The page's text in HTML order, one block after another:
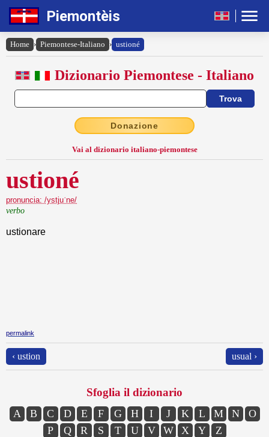
Piemontèis
Home › Piemontese-Italiano › ustioné
Dizionario Piemontese - Italiano
Donazione
Vai al dizionario italiano-piemontese
ustioné
pronuncia: /ystjuˈne/
verbo
ustionare
permalink
‹ ustion usual ›
Sfoglia il dizionario
A B C D E F G H I J K L M N
O
P
Q R S T U V W X Y Z